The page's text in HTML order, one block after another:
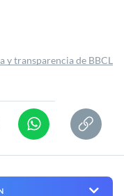
y transparencia de BBCL